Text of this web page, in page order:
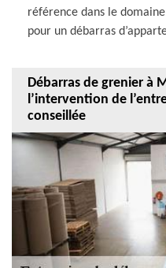
référence dans le
pour un débarras
Débarras de grenier à
l’intervention de
conseillée